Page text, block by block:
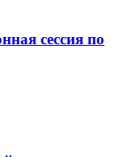
сессия по